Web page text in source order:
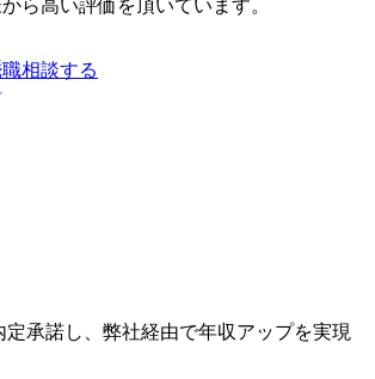
ら高い評価を頂いています。
相談する
定承諾し、弊社経由で年収アップを実現